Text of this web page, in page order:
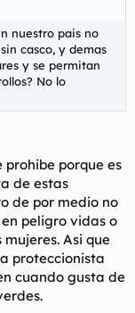
nuestro pais no
casco, y demas
y se permitan
No lo
prohibe porque es
de estas
de por medio no
peligro vidas o
Asi que
proteccionista
cuando gusta de